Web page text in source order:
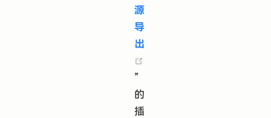
源
导
出
(opens new window)
”
的
插